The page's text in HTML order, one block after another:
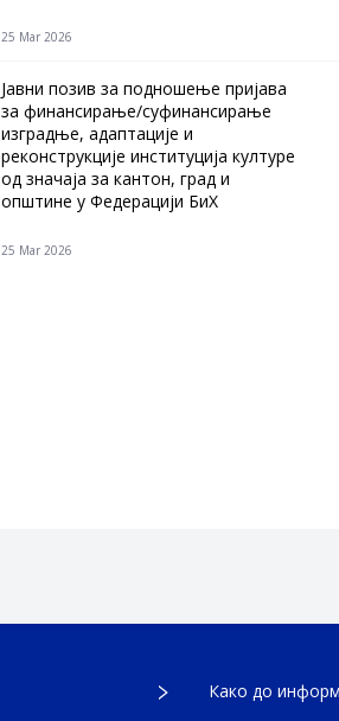
25 Mar 2026
Јавни позив за подношење пријава
за финансирање/суфинансирање
изградње, адаптације и
реконструкције институција културе
од значаја за кантон, град и
општине у Федерацији БиХ
25 Mar 2026
Како до